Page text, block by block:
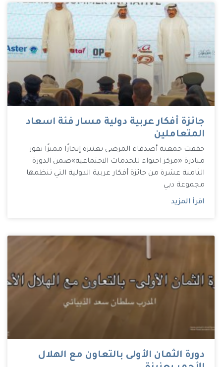
جائزة أفكار عربية دولية مسار فئة اسعاد
المتعاملين
حققت جمعية أصدقاء المرضى بعنيزة إنجازًا مميزًا بفوز
مبادرة «مركز احتواء للخدمات الاجتماعية»ضمن الدورة
الثامنة عشرة من جائزة أفكار عربية الدولية التي تنظمها
مجموعة دبي
اقرأ المزيد
دورة الثمان الأولى بالتعاون مع الهلال